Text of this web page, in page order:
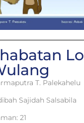
T. Palekahelu
Sajidah Salsabila
21